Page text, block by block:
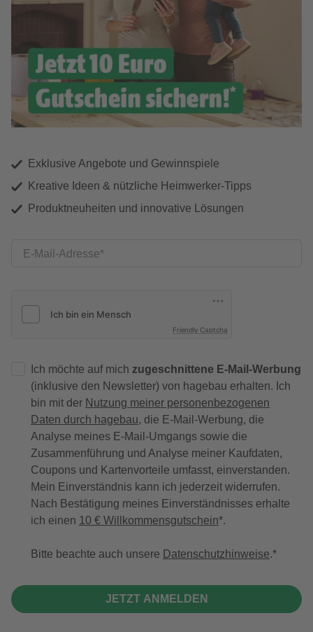
Exklusive Angebote und Gewinnspiele
Kreative Ideen & nützliche Heimwerker-Tipps
Produktneuheiten und innovative Lösungen
E-Mail-Adresse
Friendly Captcha
Ich möchte auf mich zugeschnittene E-Mail-Werbung
(inklusive den Newsletter) von hagebau erhalten. Ich
bin mit der Nutzung meiner personenbezogenen
Daten durch hagebau, die E-Mail-Werbung, die
Analyse meines E-Mail-Umgangs sowie die
Zusammenführung und Analyse meiner Kaufdaten,
Coupons und Kartenvorteile umfasst, einverstanden.
Mein Einverständnis kann ich jederzeit widerrufen.
Nach Bestätigung meines Einverständnisses erhalte
ich einen 10 € Willkommensgutschein*.
Bitte beachte auch unsere Datenschutzhinweise.
JETZT ANMELDEN